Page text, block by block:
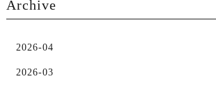
Archive
2026-04
2026-03